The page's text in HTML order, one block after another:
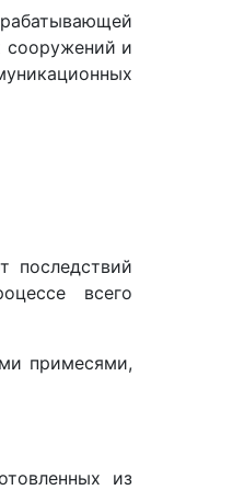
сооружений и
последствий
всего
примесями,
из